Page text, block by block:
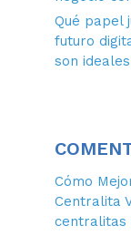
Qué papel
futuro
son
Cómo
Centralita
centralitas